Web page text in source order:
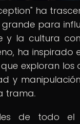
ha
para
y la cultura
ha inspirado
exploran los
y
trama.
de todo el